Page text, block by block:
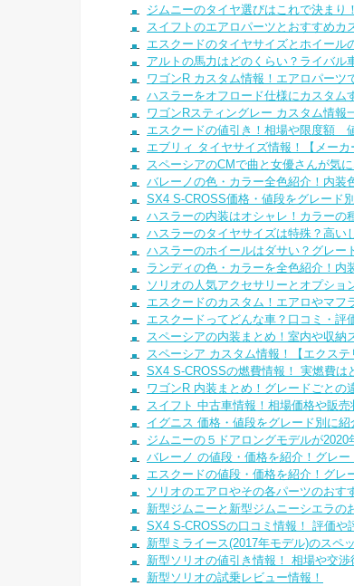
ジムニーのタイヤ選びはこれで決まり
スイフトのエアロパーツとおすすめカ
エスクードのタイヤサイズとホイール
アルトの馬力はどのくらい？ライバル
ワゴンR カスタム情報！エアロパーツ
ハスラーをオフロード仕様にカスタム
ワゴンRスティングレー カスタム情報
エスクードの値引き！相場や限度額
エブリィ タイヤサイズ情報！【メーカ
スペーシアのCMで曲と女優さんが気
バレーノの色・カラー全色紹介！内装
SX4 S-CROSS価格・値段をグレード
ハスラーの内装はオシャレ！カラーの
ハスラーのタイヤサイズは特殊？高い
ハスラーのホイールはダサい？グレー
ランディの色・カラーを全色紹介！内
ソリオの人気アクセサリーとオプショ
エスクードのカスタム！エアロやマ
エスクードってどんな車？口コミ・評
スペーシアの内装まとめ！室内や収納
スペーシア カスタム情報！【エクス
SX4 S-CROSSの燃費情報！ 実燃費は
ワゴンR 内装まとめ！グレードごとの
スイフト 中古車情報！相場価格や販売
イグニス 価格・値段をグレード別に紹
ジムニーの５ドアロングモデルが2020
バレーノ の値段・価格を紹介！グレー
エスクードの値段・価格を紹介！グレ
ソリオのエアロやその各パーツのおす
新型ジムニーと新型ジムニーシエラの
SX4 S-CROSSの口コミ情報！ 評価や
新型ミライース(2017年モデル)のスペ
新型ソリオの値引き情報！ 相場や交渉
新型ソリオの試乗レビュー情報！